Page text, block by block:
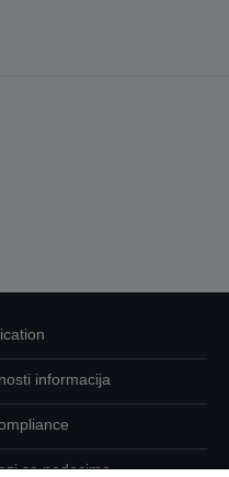
informacija
sa podacima